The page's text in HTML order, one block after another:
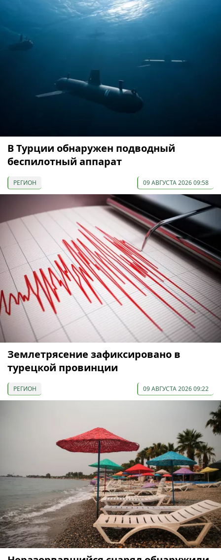
В Турции обнаружен подводный
беспилотный аппарат
РЕГИОН 09 АВГУСТА 2026 09:58
Землетрясение зафиксировано в
турецкой провинции
РЕГИОН 09 АВГУСТА 2026 09:22